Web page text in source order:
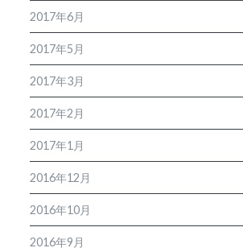
2017年6月
2017年5月
2017年3月
2017年2月
2017年1月
2016年12月
2016年10月
2016年9月